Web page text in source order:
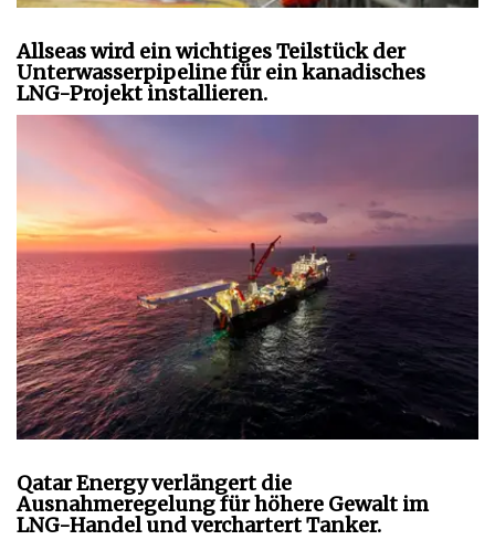
Allseas wird ein wichtiges Teilstück der
Unterwasserpipeline für ein kanadisches
LNG-Projekt installieren.
Qatar Energy verlängert die
Ausnahmeregelung für höhere Gewalt im
LNG-Handel und verchartert Tanker.